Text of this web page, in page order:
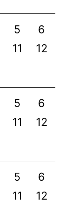
5
6
11 12
5
6
11 12
5
6
11 12